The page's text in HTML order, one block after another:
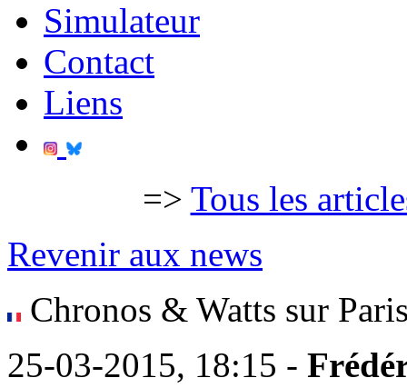
Simulateur
Contact
Liens
=> Tous les
Revenir aux news
Chronos & Watts sur
25-03-2015, 18:15 -